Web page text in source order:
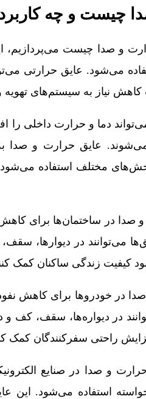
چیست و چه
و صدا چیست
می‌شود. عایق حرارتی
کاهش نیاز به سیستم‌های
دما و حرارت داخلی را
عایق حرارت و صدا
مختلف استفاده
صدا در ساختمان‌ها برای
می‌توانند در دیوارها،
کیفیت زندگی ساکنان کمک
در خودروها برای کاهش
در دیواره‌ها، سقف، کف
راحتی سفرکنندگان کمک
و صدا در صنایع
استفاده می‌شود. این